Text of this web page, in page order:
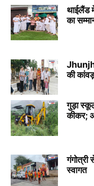
थाईलैंड
का
की
गुड़ा
कीकर;
गंगोत्री
स्वागत